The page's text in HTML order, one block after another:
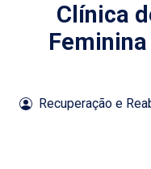
Clínica
Recuperação e